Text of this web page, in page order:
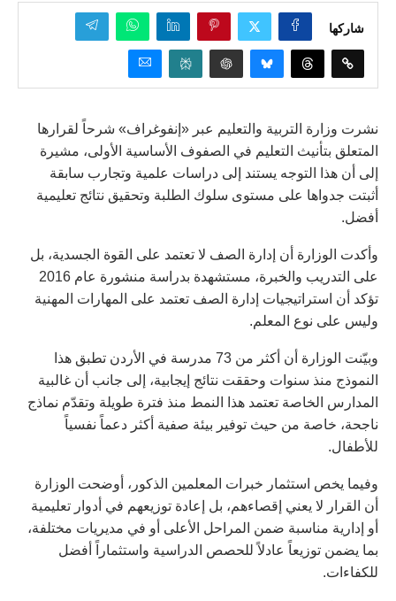
شاركها
نشرت وزارة التربية والتعليم عبر «إنفوغراف» شرحاً لقرارها
المتعلق بتأنيث التعليم في الصفوف الأساسية الأولى، مشيرة
إلى أن هذا التوجه يستند إلى دراسات علمية وتجارب سابقة
أثبتت جدواها على مستوى سلوك الطلبة وتحقيق نتائج تعليمية
أفضل.
وأكدت الوزارة أن إدارة الصف لا تعتمد على القوة الجسدية، بل
على التدريب والخبرة، مستشهدة بدراسة منشورة عام 2016
تؤكد أن استراتيجيات إدارة الصف تعتمد على المهارات المهنية
وليس على نوع المعلم.
وبيّنت الوزارة أن أكثر من 73 مدرسة في الأردن تطبق هذا
النموذج منذ سنوات وحققت نتائج إيجابية، إلى جانب أن غالبية
المدارس الخاصة تعتمد هذا النمط منذ فترة طويلة وتقدّم نماذج
ناجحة، خاصة من حيث توفير بيئة صفية أكثر دعماً نفسياً
للأطفال.
وفيما يخص استثمار خبرات المعلمين الذكور، أوضحت الوزارة
أن القرار لا يعني إقصاءهم، بل إعادة توزيعهم في أدوار تعليمية
أو إدارية مناسبة ضمن المراحل الأعلى أو في مديريات مختلفة،
بما يضمن توزيعاً عادلاً للحصص الدراسية واستثماراً أفضل
للكفاءات.